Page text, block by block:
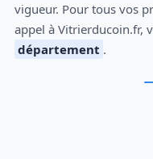
vigueur. Pour tous vos
appel à Vitrierducoin.fr,
département .